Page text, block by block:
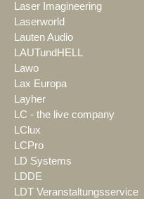
Laser Imagineering
Laserworld
Lauten Audio
LAUTundHELL
Lawo
Lax Europa
Layher
LC - the live company
LClux
LCPro
LD Systems
LDDE
LDT Veranstaltungsservice